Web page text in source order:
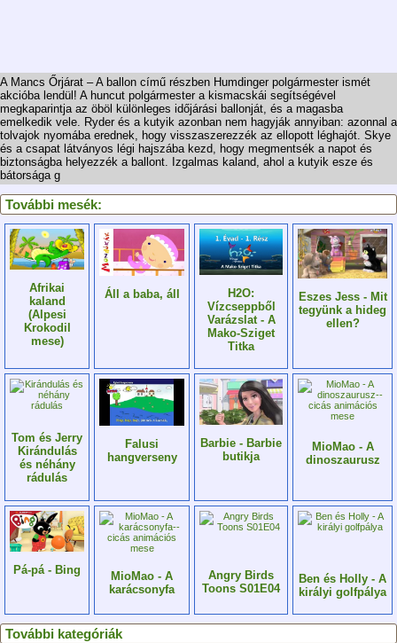
A Mancs Őrjárat – A ballon című részben Humdinger polgármester ismét
akcióba lendül! A huncut polgármester a kismacskái segítségével
megkaparintja az öböl különleges időjárási ballonját, és a magasba
emelkedik vele. Ryder és a kutyik azonban nem hagyják annyiban: azonnal a
tolvajok nyomába erednek, hogy visszaszerezzék az ellopott léghajót. Skye
és a csapat látványos légi hajszába kezd, hogy megmentsék a napot és
biztonságba helyezzék a ballont. Izgalmas kaland, ahol a kutyik esze és
bátorsága g
További mesék:
Afrikai
kaland
(Alpesi
Krokodil
mese)
Áll a baba, áll
H2O:
Vízcseppből
Varázslat - A
Mako-Sziget
Titka
Eszes Jess - Mit
tegyünk a hideg
ellen?
Tom és Jerry
Kirándulás
és néhány
rádulás
Falusi
hangverseny
Barbie - Barbie
butikja
MioMao - A
dinoszaurusz
Pá-pá - Bing
MioMao - A
karácsonyfa
Angry Birds
Toons S01E04
Ben és Holly - A
királyi golfpálya
További kategóriák